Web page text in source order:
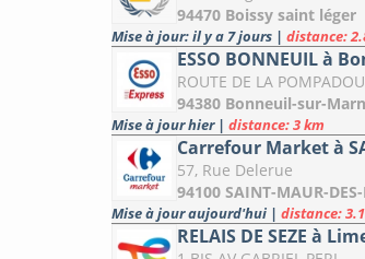
94470 Boissy saint léger
Mise à jour: il y a 7 jours | distance:
ESSO BONNEUIL à
ROUTE DE LA
94380 Bonneuil-sur-
Mise à jour hier | distance: 3 km
Carrefour Market à
57, Rue Delerue
94100 SAINT-MAUR-DES-
Mise à jour aujourd'hui | distance:
RELAIS DE SEZE à